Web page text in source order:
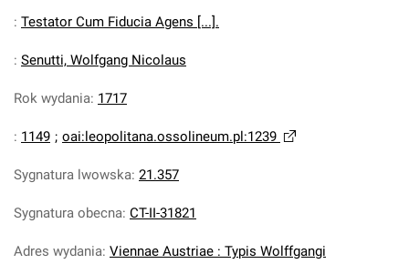
: Testator Cum Fiducia Agens [...].
: Senutti, Wolfgang Nicolaus
Rok wydania: 1717
: 1149 ; oai:leopolitana.ossolineum.pl:1239
Sygnatura lwowska: 21.357
Sygnatura obecna: CT-II-31821
Adres wydania: Viennae Austriae : Typis Wolffgangi